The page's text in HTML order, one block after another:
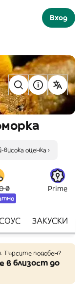
Вход
висока оценка ›
₴ Prime
ЗАКУСКИ
Търсите подобен?
в близост до